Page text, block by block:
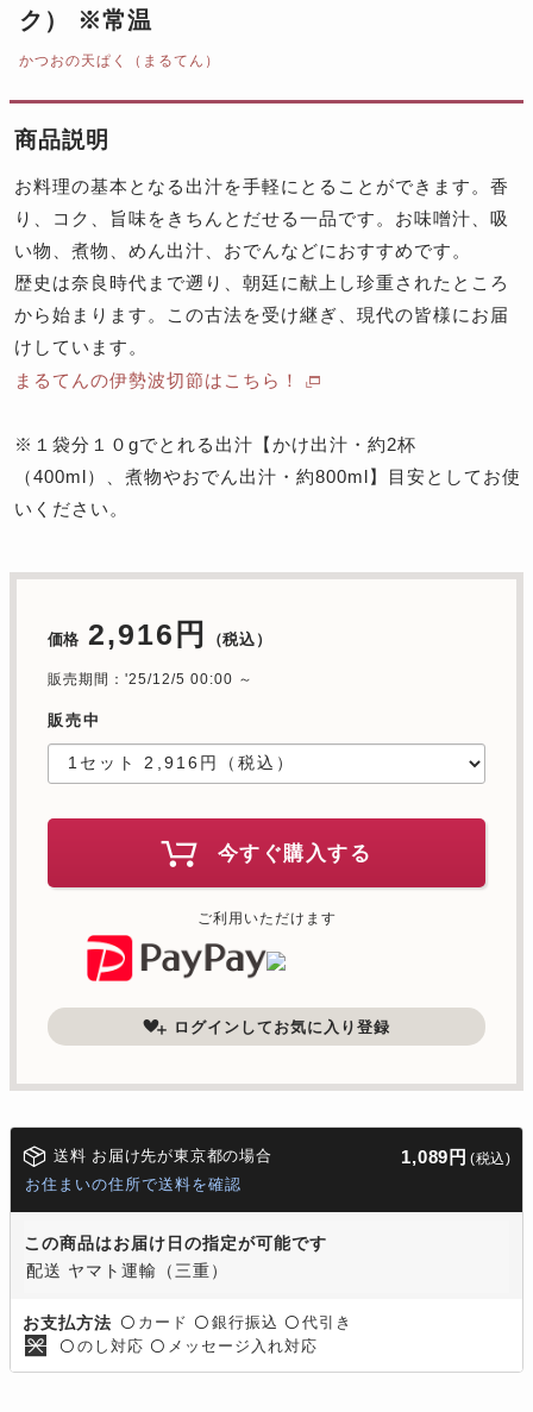
ク） ※常温
かつおの天ぱく（まるてん）
商品説明
お料理の基本となる出汁を手軽にとることができます。香
り、コク、旨味をきちんとだせる一品です。お味噌汁、吸
い物、煮物、めん出汁、おでんなどにおすすめです。
歴史は奈良時代まで遡り、朝廷に献上し珍重されたところ
から始まります。この古法を受け継ぎ、現代の皆様にお届
けしています。
まるてんの伊勢波切節はこちら！
※１袋分１０gでとれる出汁【かけ出汁・約2杯
（400ml）、煮物やおでん出汁・約800ml】目安としてお使
いください。
価格 2,916円 （税込）
販売期間：'25/12/5 00:00 ～
販売中
今すぐ購入する
ご利用いただけます
ログインしてお気に入り登録
送料 お届け先が東京都の場合 1,089円 (税込)
お住まいの住所で送料を確認
この商品はお届け日の指定が可能です
配送 ヤマト運輸（三重）
お支払方法 〇 カード 〇 銀行振込 〇 代引き
〇 のし対応 〇 メッセージ入れ対応